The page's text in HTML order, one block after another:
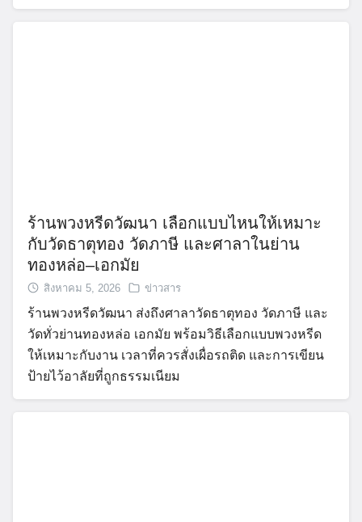
ร้านพวงหรีดวัฒนา เลือกแบบไหนให้เหมาะ
กับวัดธาตุทอง วัดภาษี และศาลาในย่าน
ทองหล่อ–เอกมัย
สิงหาคม 5, 2026 ข่าวสาร
ร้านพวงหรีดวัฒนา ส่งถึงศาลาวัดธาตุทอง วัดภาษี และ
วัดทั่วย่านทองหล่อ เอกมัย พร้อมวิธีเลือกแบบพวงหรีด
ให้เหมาะกับงาน เวลาที่ควรสั่งเผื่อรถติด และการเขียน
ป้ายไว้อาลัยที่ถูกธรรมเนียม